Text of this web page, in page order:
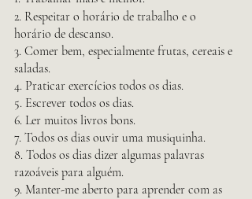
2. Respeitar o horário de trabalho e o
horário de descanso.
3. Comer bem, especialmente frutas, cereais e
saladas.
4. Praticar exercícios todos os dias.
5. Escrever todos os dias.
6. Ler muitos livros bons.
7. Todos os dias ouvir uma musiquinha.
8. Todos os dias dizer algumas palavras
razoáveis para alguém.
9. Manter-me aberto para aprender com as